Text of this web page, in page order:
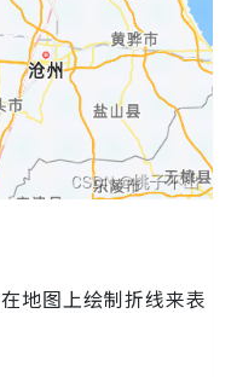
在地图上绘制折线来表